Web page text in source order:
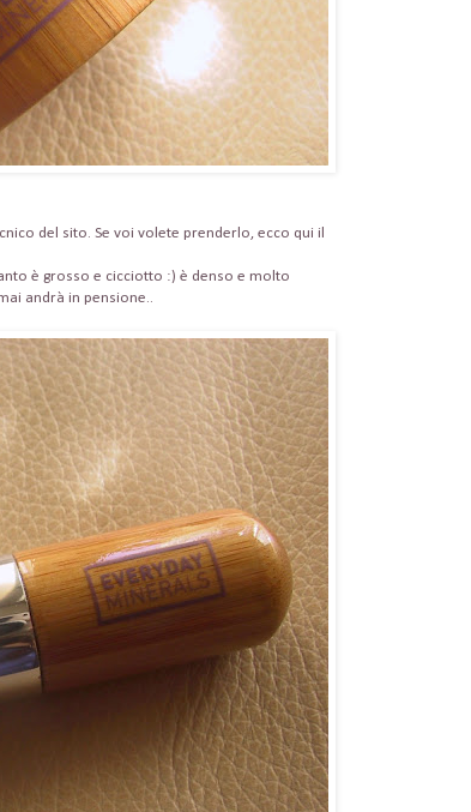
del sito. Se voi volete prenderlo, ecco qui il
è grosso e cicciotto :) è denso e molto
andrà in pensione..